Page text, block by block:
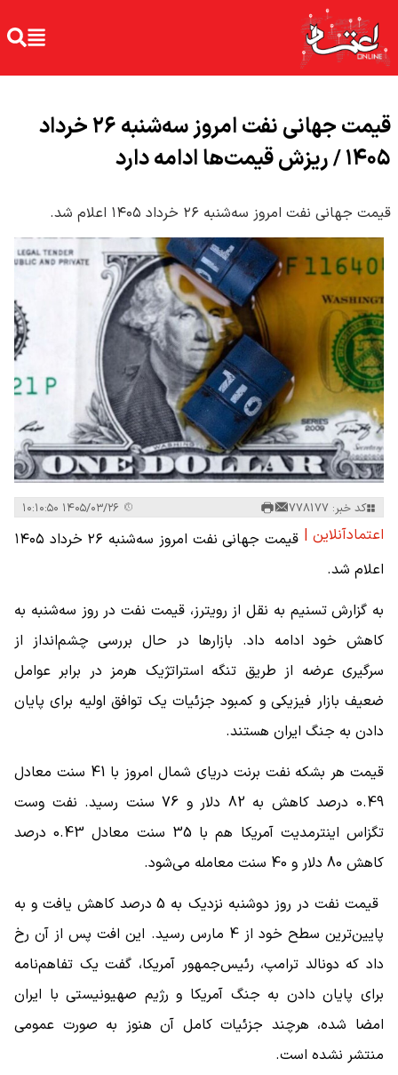
قیمت جهانی نفت امروز سه‌شنبه ۲۶ خرداد
۱۴۰۵ / ریزش قیمت‌ها ادامه‌ دارد
قیمت جهانی نفت امروز سه‌شنبه ۲۶ خرداد ۱۴۰۵ اعلام شد.
کد خبر: 778177
اعتمادآنلاین |
قیمت جهانی نفت امروز سه‌شنبه ۲۶ خرداد ۱۴۰۵
اعلام شد.
به گزارش تسنیم به نقل از رویترز، قیمت‌ نفت در روز سه‌شنبه به
کاهش خود ادامه داد. بازارها در حال بررسی چشم‌انداز از
سرگیری عرضه از طریق تنگه استراتژیک هرمز در برابر عوامل
ضعیف بازار فیزیکی و کمبود جزئیات یک توافق اولیه برای پایان
دادن به جنگ ایران هستند.
قیمت هر بشکه نفت برنت دریای شمال امروز با 41 سنت معادل
0.49 درصد کاهش به 82 دلار و 76 سنت رسید. نفت وست
تگزاس اینترمدیت آمریکا هم با 35 سنت معادل 0.43 درصد
کاهش 80 دلار و 40 سنت معامله می‌شود.
قیمت‌ نفت در روز دوشنبه نزدیک به 5 درصد کاهش یافت و به
پایین‌ترین سطح خود از 4 مارس رسید. این افت پس از آن رخ
داد که دونالد ترامپ، رئیس‌جمهور آمریکا، گفت یک تفاهم‌نامه
برای پایان دادن به جنگ آمریکا و رژیم صهیونیستی با ایران
امضا شده، هرچند جزئیات کامل آن هنوز به صورت عمومی
منتشر نشده است.